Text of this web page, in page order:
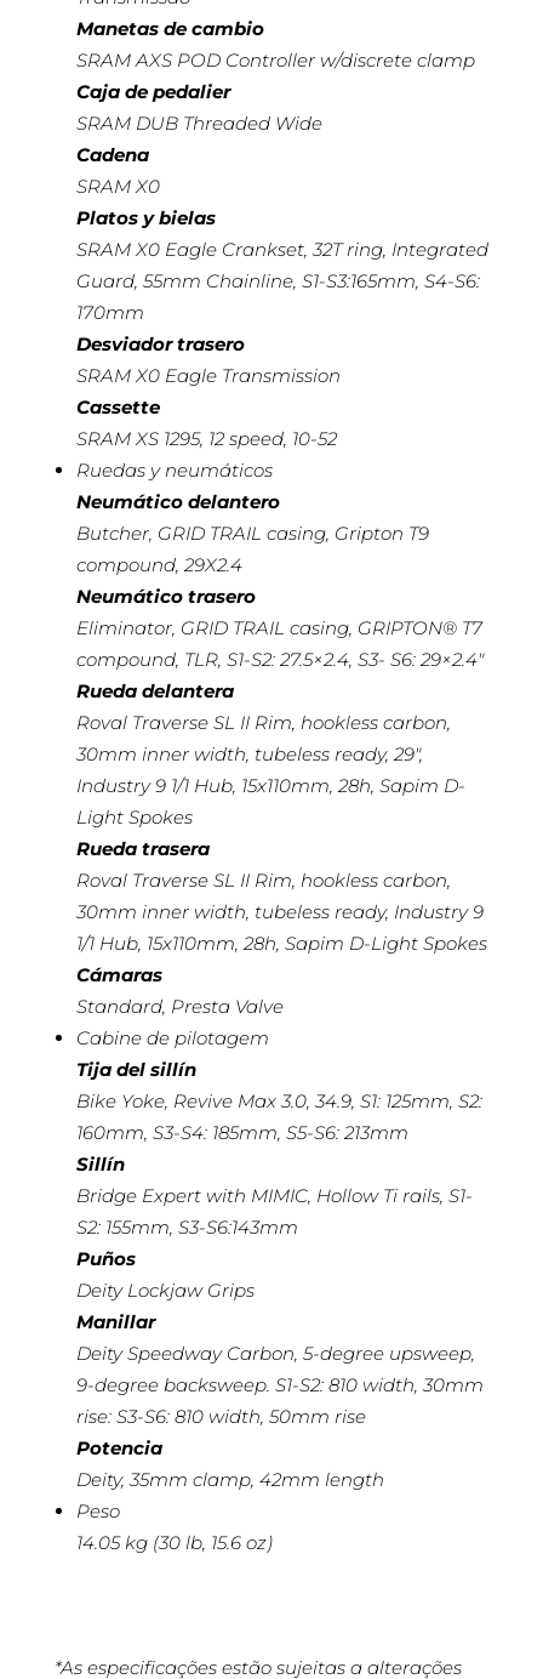
Manetas de cambio
SRAM AXS POD Controller w/discrete clamp
Caja de pedalier
SRAM DUB Threaded Wide
Cadena
SRAM X0
Platos y bielas
SRAM X0 Eagle Crankset, 32T ring, Integrated
Guard, 55mm Chainline, S1-S3:165mm, S4-S6:
170mm
Desviador trasero
SRAM X0 Eagle Transmission
Cassette
SRAM XS 1295, 12 speed, 10-52
Ruedas y neumáticos
Neumático delantero
Butcher, GRID TRAIL casing, Gripton T9
compound, 29X2.4
Neumático trasero
Eliminator, GRID TRAIL casing, GRIPTON® T7
compound, TLR, S1-S2: 27.5×2.4, S3- S6: 29×2.4″
Rueda delantera
Roval Traverse SL II Rim, hookless carbon,
30mm inner width, tubeless ready, 29″,
Industry 9 1/1 Hub, 15x110mm, 28h, Sapim D-
Light Spokes
Rueda trasera
Roval Traverse SL II Rim, hookless carbon,
30mm inner width, tubeless ready, Industry 9
1/1 Hub, 15x110mm, 28h, Sapim D-Light Spokes
Cámaras
Standard, Presta Valve
Cabine de pilotagem
Tija del sillín
Bike Yoke, Revive Max 3.0, 34.9, S1: 125mm, S2:
160mm, S3-S4: 185mm, S5-S6: 213mm
Sillín
Bridge Expert with MIMIC, Hollow Ti rails, S1-
S2: 155mm, S3-S6:143mm
Puños
Deity Lockjaw Grips
Manillar
Deity Speedway Carbon, 5-degree upsweep,
9-degree backsweep. S1-S2: 810 width, 30mm
rise: S3-S6: 810 width, 50mm rise
Potencia
Deity, 35mm clamp, 42mm length
Peso
14.05 kg (30 lb, 15.6 oz)
*As especificações estão sujeitas a alterações